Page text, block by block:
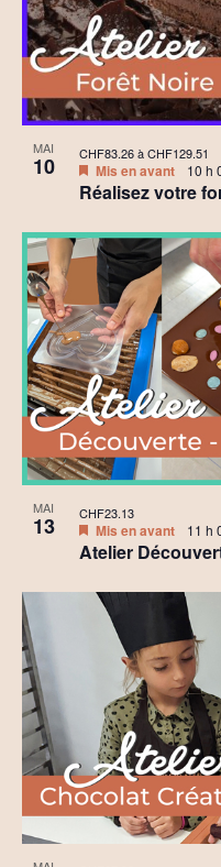
MAI
10
Réalisez votre
Mis en avant 10 h
CHF83.26 à CHF129.51
MAI
13
Atelier
Mis en avant 11 h
CHF23.13